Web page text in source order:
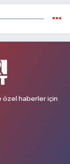
özel haberler için